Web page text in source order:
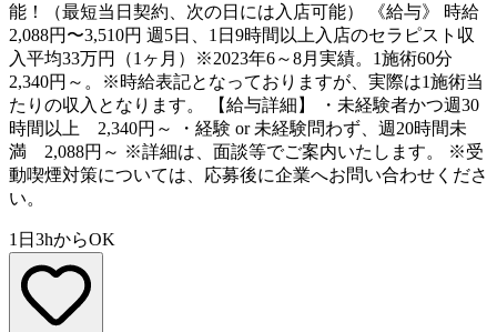
能！（最短当日契約、次の日には入店可能） 《給与》 時給
2,088円〜3,510円 週5日、1日9時間以上入店のセラピスト収
入平均33万円（1ヶ月）※2023年6～8月実績。1施術60分
2,340円～。※時給表記となっておりますが、実際は1施術当
たりの収入となります。 【給与詳細】 ・未経験者かつ週30
時間以上 2,340円～ ・経験 or 未経験問わず、週20時間未
満 2,088円～ ※詳細は、面談等でご案内いたします。 ※受
動喫煙対策については、応募後に企業へお問い合わせくださ
い。
1日3hからOK